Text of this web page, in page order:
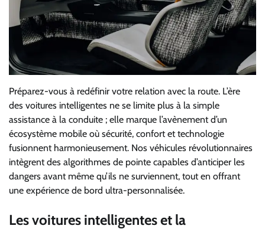
Préparez-vous à redéfinir votre relation avec la route. L’ère
des voitures intelligentes ne se limite plus à la simple
assistance à la conduite ; elle marque l’avènement d’un
écosystème mobile où sécurité, confort et technologie
fusionnent harmonieusement. Nos véhicules révolutionnaires
intègrent des algorithmes de pointe capables d’anticiper les
dangers avant même qu’ils ne surviennent, tout en offrant
une expérience de bord ultra-personnalisée.
Les voitures intelligentes et la